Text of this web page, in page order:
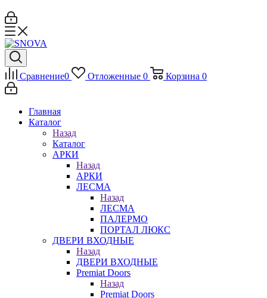
Сравнение0 Отложенные 0 Корзина 0
Главная
Каталог
Назад
Каталог
АРКИ
Назад
АРКИ
ЛЕСМА
Назад
ЛЕСМА
ПАЛЕРМО
ПОРТАЛ ЛЮКС
ДВЕРИ ВХОДНЫЕ
Назад
ДВЕРИ ВХОДНЫЕ
Premiat Doors
Назад
Premiat Doors